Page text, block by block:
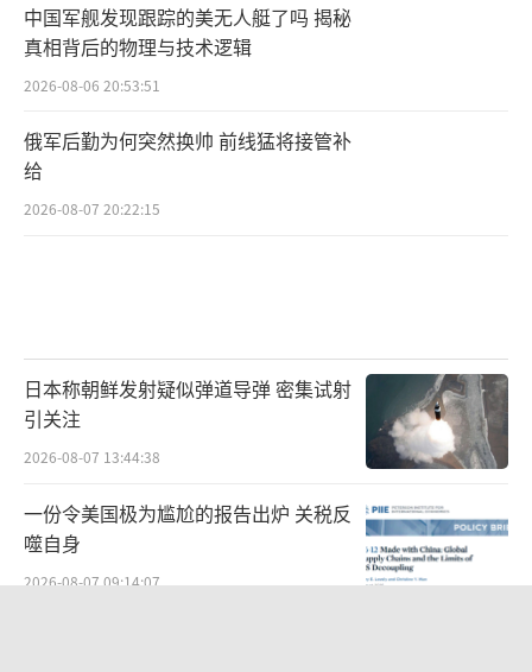
中国军舰发现跟踪的美无人艇了吗 揭秘
真相背后的物理与技术逻辑
2026-08-06 20:53:51
俄军后勤为何突然换帅 前线猛将接管补
给
2026-08-07 20:22:15
日本称朝鲜发射疑似弹道导弹 密集试射
引关注
2026-08-07 13:44:38
一份令美国极为尴尬的报告出炉 关税反
噬自身
2026-08-07 09:14:07